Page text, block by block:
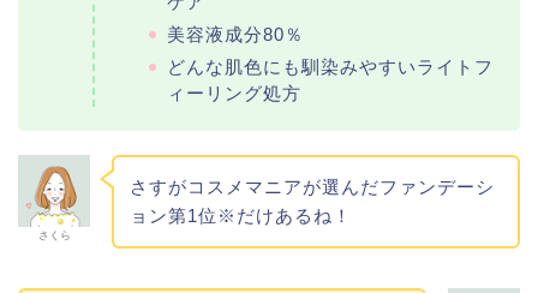
美容液成分80％
どんな肌色にも馴染みやすいライトフ
ィーリング処方
さくら
さすがコスメマニアが選んだファンデーシ
ョン第1位※だけあるね！